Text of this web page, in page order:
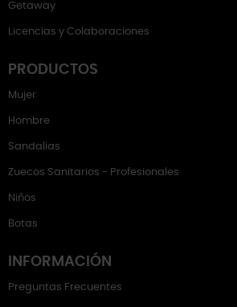
Getaway
Licencias y Colaboraciones
PRODUCTOS
Mujer
Hombre
Sandalias
Zuecos Sanitarios - Profesionales
Niños
Botas
INFORMACIÓN
Preguntas Frecuentes